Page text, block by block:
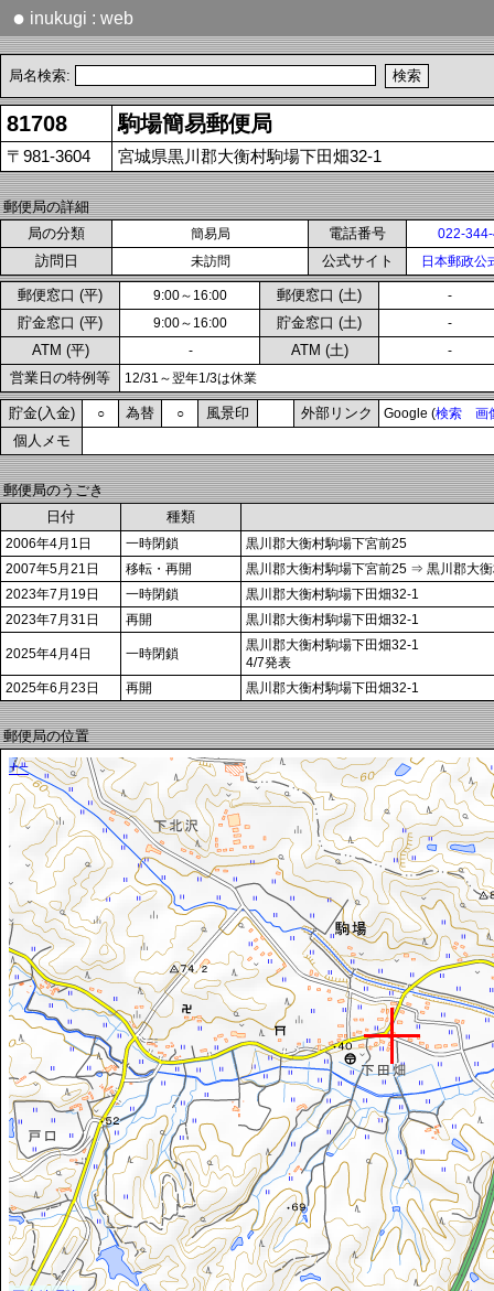
● inukugi : web
局名検索:
81708 駒場簡易郵便局
〒981-3604 宮城県黒川郡大衡村駒場下田畑32-1
郵便局の詳細
局の分類
簡易局 電話番号 022-
訪問日 未訪問 公式サイト 日本郵政公
郵便窓口 (平) 9:00～16:00 郵便窓口 (土) -
貯金窓口 (平) 9:00～16:00 貯金窓口 (土) -
ATM (平) - ATM (土) -
営業日の特例等 12/31～翌年1/3は休業
貯金(入金) ○ 為替 ○ 風景印 外部リンク Google (検索 画
個人メモ
郵便局のうごき
日付
種類
2006年4月1日 一時閉鎖
黒川郡大衡村駒場下宮前25
2007年5月21日
移転・再開
黒川郡大衡村駒場下宮前25 ⇒ 黒川郡大
2023年7月19日
一時閉鎖
黒川郡大衡村駒場下田畑32-1
2023年7月31日
再開 黒川郡大衡村駒場下田畑32-1
2025年4月4日 一時閉鎖
黒川郡大衡村駒場下田畑32-1
4/7発表
2025年6月23日
再開 黒川郡大衡村駒場下田畑32-1
郵便局の位置